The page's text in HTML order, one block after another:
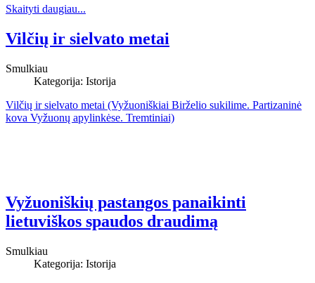
Skaityti daugiau...
Vilčių ir sielvato metai
Smulkiau
Kategorija: Istorija
Vilčių ir sielvato metai (Vyžuoniškiai Birželio sukilime. Partizaninė
kova Vyžuonų apylinkėse. Tremtiniai)
Vyžuoniškių pastangos panaikinti
lietuviškos spaudos draudimą
Smulkiau
Kategorija: Istorija